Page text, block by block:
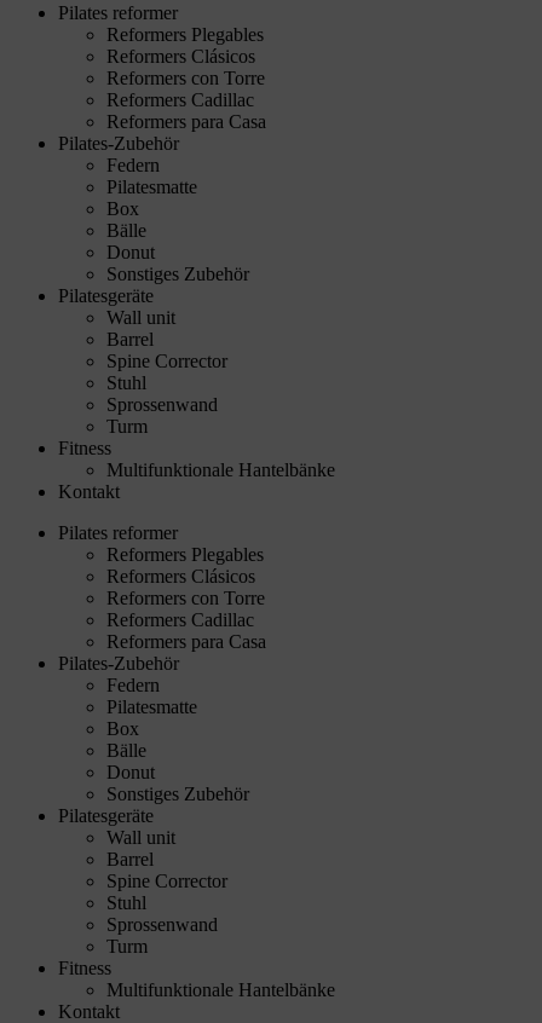
Pilates reformer
Reformers Plegables
Reformers Clásicos
Reformers con Torre
Reformers Cadillac
Reformers para Casa
Pilates-Zubehör
Federn
Pilatesmatte
Box
Bälle
Donut
Sonstiges Zubehör
Pilatesgeräte
Wall unit
Barrel
Spine Corrector
Stuhl
Sprossenwand
Turm
Fitness
Multifunktionale Hantelbänke
Kontakt
Pilates reformer
Reformers Plegables
Reformers Clásicos
Reformers con Torre
Reformers Cadillac
Reformers para Casa
Pilates-Zubehör
Federn
Pilatesmatte
Box
Bälle
Donut
Sonstiges Zubehör
Pilatesgeräte
Wall unit
Barrel
Spine Corrector
Stuhl
Sprossenwand
Turm
Fitness
Multifunktionale Hantelbänke
Kontakt